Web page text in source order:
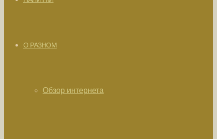
О РАЗНОМ
Обзор интернета